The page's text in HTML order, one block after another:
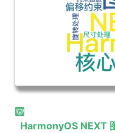
HarmonyOS NEXT